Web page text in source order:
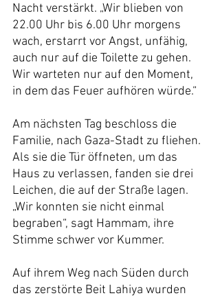
Nacht verstärkt. „Wir blieben von
22.00 Uhr bis 6.00 Uhr morgens
wach, erstarrt vor Angst, unfähig,
auch nur auf die Toilette zu gehen.
Wir warteten nur auf den Moment,
in dem das Feuer aufhören würde.“
Am nächsten Tag beschloss die
Familie, nach Gaza-Stadt zu fliehen.
Als sie die Tür öffneten, um das
Haus zu verlassen, fanden sie drei
Leichen, die auf der Straße lagen.
„Wir konnten sie nicht einmal
begraben“, sagt Hammam, ihre
Stimme schwer vor Kummer.
Auf ihrem Weg nach Süden durch
das zerstörte Beit Lahiya wurden